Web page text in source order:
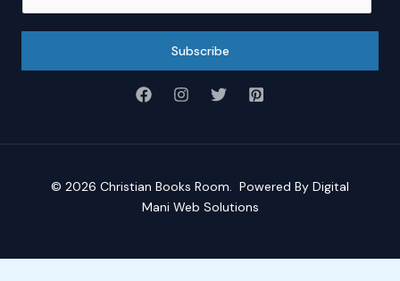
Subscribe
© 2026 Christian Books Room. Powered By Digital
Mani Web Solutions